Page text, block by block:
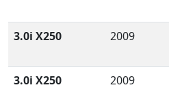
3.0i X250 2009
3.0i X250 2009